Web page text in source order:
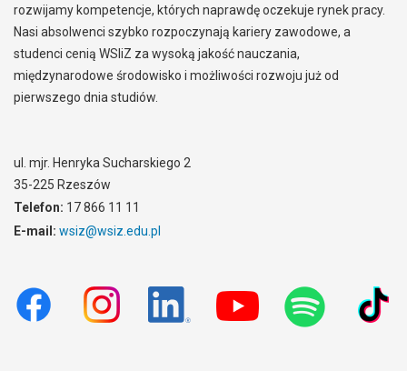
rozwijamy kompetencje, których naprawdę oczekuje rynek pracy.
Nasi absolwenci szybko rozpoczynają kariery zawodowe, a
studenci cenią WSIiZ za wysoką jakość nauczania,
międzynarodowe środowisko i możliwości rozwoju już od
pierwszego dnia studiów.
ul. mjr. Henryka Sucharskiego 2
35-225 Rzeszów
Telefon: 17 866 11 11
E-mail: wsiz@wsiz.edu.pl